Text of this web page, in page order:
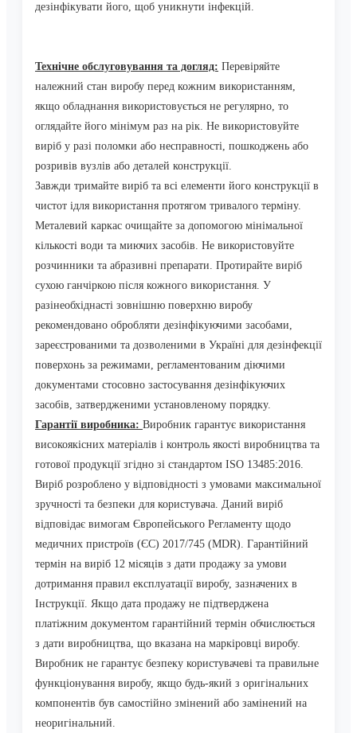
дезінфікувати його, щоб уникнути інфекцій.
Технічне обслуговування та догляд: Перевіряйте
належний стан виробу перед кожним використанням,
якщо обладнання використовується не регулярно, то
оглядайте його мінімум раз на рік. Не використовуйте
виріб у разі поломки або несправності, пошкоджень або
розривів вузлів або деталей конструкції.
Завжди тримайте виріб та всі елементи його конструкції в
чистот ідля використання протягом тривалого терміну.
Металевий каркас очищайте за допомогою мінімальної
кількості води та миючих засобів. Не використовуйте
розчинники та абразивні препарати. Протирайте виріб
сухою ганчіркою після кожного використання. У
разінеобхіднасті зовнішню поверхню виробу
рекомендовано обробляти дезінфікуючими засобами,
зареєстрованими та дозволеними в Україні для дезінфекції
поверхонь за режимами, регламентованим діючими
документами стосовно застосування дезінфікуючих
засобів, затвердженими установленому порядку.
Гарантії виробника: Виробник гарантує використання
високоякісних матеріалів і контроль якості виробництва та
готової продукції згідно зі стандартом ISO 13485:2016.
Виріб розроблено у відповідності з умовами максимальної
зручності та безпеки для користувача. Даний виріб
відповідає вимогам Європейського Регламенту щодо
медичних пристроїв (ЄС) 2017/745 (MDR). Гарантійний
термін на виріб 12 місяців з дати продажу за умови
дотримання правил експлуатації виробу, зазначених в
Інструкції. Якщо дата продажу не підтверджена
платіжним документом гарантійний термін обчислюється
з дати виробництва, що вказана на маркіровці виробу.
Виробник не гарантує безпеку користувачеві та правильне
функціонування виробу, якщо будь-який з оригінальних
компонентів був самостійно змінений або замінений на
неоригінальний.